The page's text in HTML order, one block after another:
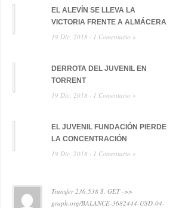
EL ALEVÍN SE LLEVA LA
VICTORIA FRENTE A ALMÁCERA
19 Dic, 2018 · 1 Comentario »
DERROTA DEL JUVENIL EN
TORRENT
19 Dic, 2018 · 1 Comentario »
EL JUVENIL FUNDACIÓN PIERDE
LA CONCENTRACIÓN
19 Dic, 2018 · 1 Comentario »
Transfer 236,538 $. GET ->>
graph.org/BALANCE-3682444-USD-04-